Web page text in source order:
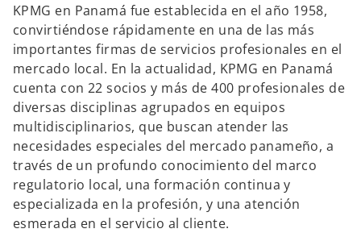
KPMG en Panamá fue establecida en el año 1958,
convirtiéndose rápidamente en una de las más
importantes firmas de servicios profesionales en el
mercado local. En la actualidad, KPMG en Panamá
cuenta con 22 socios y más de 400 profesionales de
diversas disciplinas agrupados en equipos
multidisciplinarios, que buscan atender las
necesidades especiales del mercado panameño, a
través de un profundo conocimiento del marco
regulatorio local, una formación continua y
especializada en la profesión, y una atención
esmerada en el servicio al cliente.